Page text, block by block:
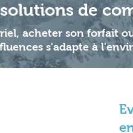
de
acheter son forfait
s'adapte à